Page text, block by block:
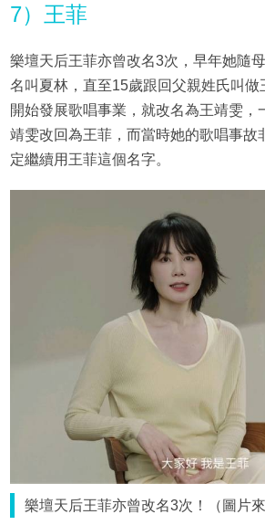
7）王菲
樂壇天后王菲亦曾改名3次，早年她隨
名叫夏林，直至15歲跟回父親姓氏叫做
開始發展歌唱事業，就改名為王靖雯，
靖雯改回為王菲，而當時她的歌唱事故
定繼續用王菲這個名字。
樂壇天后王菲亦曾改名3次！（圖片